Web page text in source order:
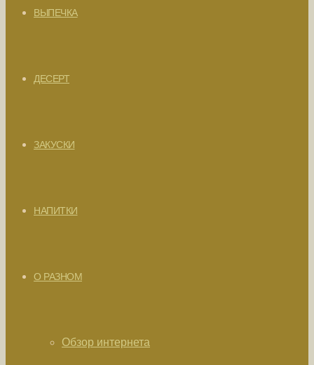
ВЫПЕЧКА
ДЕСЕРТ
ЗАКУСКИ
НАПИТКИ
О РАЗНОМ
Обзор интернета